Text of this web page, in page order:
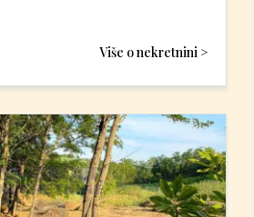
Više o nekretnini >